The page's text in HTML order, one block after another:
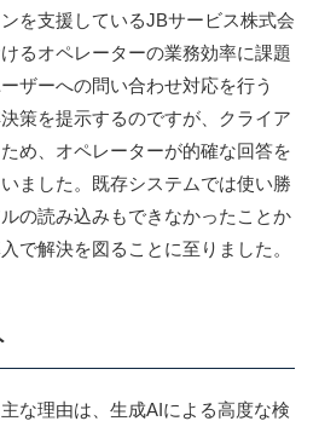
を支援しているJBサービス株式会
るオペレーターの業務効率に課題
ザーへの問い合わせ対応を行う
策を提示するのですが、クライア
め、オペレーターが的確な回答を
ました。既存システムでは使い勝
の読み込みもできなかったことか
で解決を図ることに至りました。
な理由は、生成AIによる高度な検